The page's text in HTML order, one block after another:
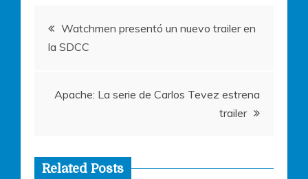
k
Navegación
entradas
Watchmen presentó un nuevo trailer en
la SDCC
Apache: La serie de Carlos Tevez estrena
trailer
Related Posts